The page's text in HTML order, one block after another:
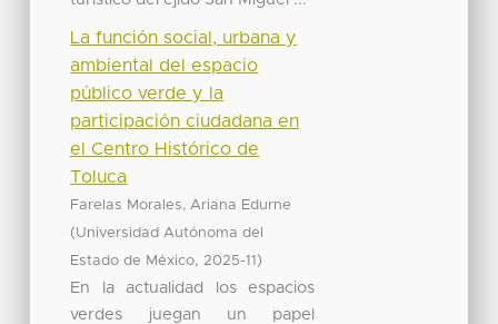
La función social, urbana y
ambiental del espacio
público verde y la
participación ciudadana en
el Centro Histórico de
Toluca
Farelas Morales, Ariana Edurne
(Universidad Autónoma del
Estado de México, 2025-11 )
En la actualidad los espacios
verdes juegan un papel